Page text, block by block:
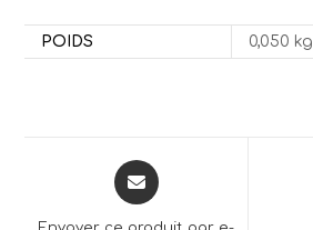
POIDS 0,050 kg
Opens
in